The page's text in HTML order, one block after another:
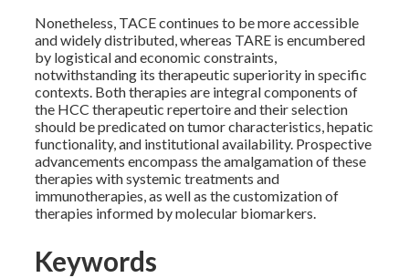
Nonetheless, TACE continues to be more accessible
and widely distributed, whereas TARE is encumbered
by logistical and economic constraints,
notwithstanding its therapeutic superiority in specific
contexts. Both therapies are integral components of
the HCC therapeutic repertoire and their selection
should be predicated on tumor characteristics, hepatic
functionality, and institutional availability. Prospective
advancements encompass the amalgamation of these
therapies with systemic treatments and
immunotherapies, as well as the customization of
therapies informed by molecular biomarkers.
Keywords